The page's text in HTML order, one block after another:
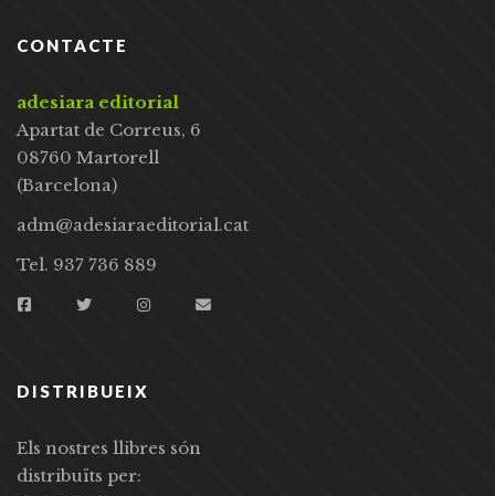
CONTACTE
adesiara editorial
Apartat de Correus, 6
08760 Martorell
(Barcelona)
adm@adesiaraeditorial.cat
Tel. 937 736 889
DISTRIBUEIX
Els nostres llibres són
distribuïts per: